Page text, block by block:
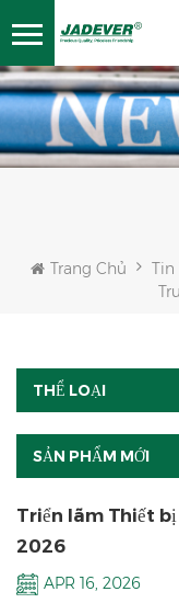
Trang Chủ Tin
THỂ LOẠI
SẢN PHẨM MỚI
Triển lãm Thiết
2026
APR 16, 2026